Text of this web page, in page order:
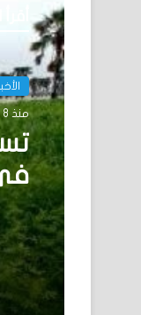
منذ 8 ساعات